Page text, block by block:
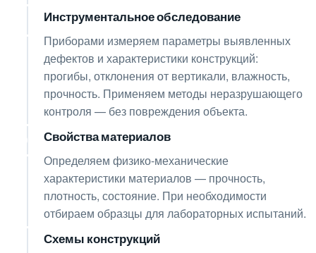
Инструментальное обследование
Приборами измеряем параметры выявленных
дефектов и характеристики конструкций:
прогибы, отклонения от вертикали, влажность,
прочность. Применяем методы неразрушающего
контроля — без повреждения объекта.
05 Свойства материалов
Определяем физико-механические
характеристики материалов — прочность,
плотность, состояние. При необходимости
отбираем образцы для лабораторных испытаний.
Схемы конструкций